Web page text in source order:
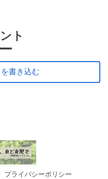
ト
書き込む
プライバシーポリシー